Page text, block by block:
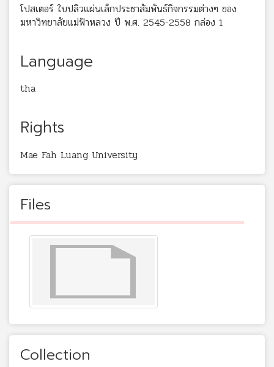
โปสเตอร์ ใบปลิวแผ่นเล็กประชาสัมพันธ์กิจกรรมต่างๆ ของ
มหาวิทยาลัยแม่ฟ้าหลวง ปี พ.ศ. 2545-2558 กล่อง 1
Language
tha
Rights
Mae Fah Luang University
Files
Collection